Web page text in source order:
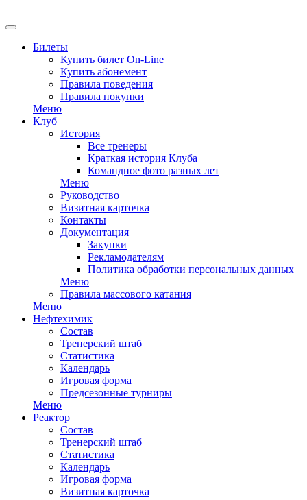
Билеты
Купить билет On-Line
Купить абонемент
Правила поведения
Правила покупки
Меню
Клуб
История
Все тренеры
Краткая история Клуба
Командное фото разных лет
Меню
Руководство
Визитная карточка
Контакты
Документация
Закупки
Рекламодателям
Политика обработки персональных данных
Меню
Правила массового катания
Меню
Нефтехимик
Состав
Тренерский штаб
Статистика
Календарь
Игровая форма
Предсезонные турниры
Меню
Реактор
Состав
Тренерский штаб
Статистика
Календарь
Игровая форма
Визитная карточка